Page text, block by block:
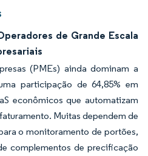
de Grande Escala
(PMEs) ainda dominam a
participação de 64,85% em
econômicos que automatizam
Muitas dependem de
o monitoramento de portões,
complementos de precificação